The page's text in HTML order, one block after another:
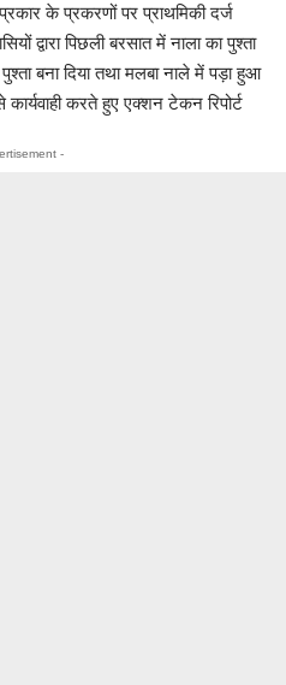
के प्रकरणों पर प्राथमिकी दर्ज
द्वारा पिछली बरसात में नाला का पुश्ता
बना दिया तथा मलबा नाले में पड़ा हुआ
करते हुए एक्शन टेकन रिपोर्ट
-